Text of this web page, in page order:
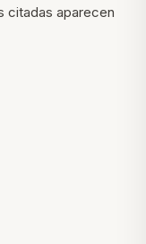
citadas aparecen